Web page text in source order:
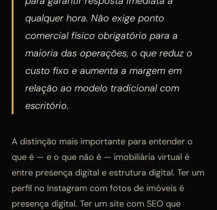
qualquer hora. Não exige ponto
comercial físico obrigatório para a
maioria das operações, o que reduz o
custo fixo e aumenta a margem em
relação ao modelo tradicional com
escritório.
A distinção mais importante para entender o
que é — e o que não é — imobiliária virtual é
entre presença digital e estrutura digital. Ter um
perfil no Instagram com fotos de imóveis é
presença digital. Ter um site com SEO que